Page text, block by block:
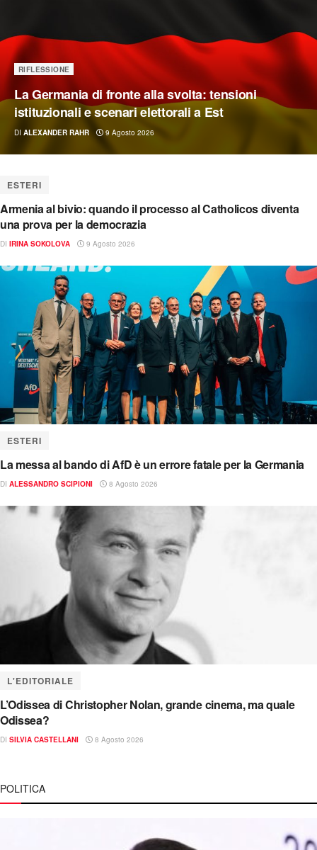
RIFLESSIONE
La Germania di fronte alla svolta: tensioni
istituzionali e scenari elettorali a Est
DI ALEXANDER RAHR 9 Agosto 2026
ESTERI
Armenia al bivio: quando il processo al Catholicos diventa
una prova per la democrazia
DI IRINA SOKOLOVA 9 Agosto 2026
ESTERI
La messa al bando di AfD è un errore fatale per la Germania
DI ALESSANDRO SCIPIONI 8 Agosto 2026
L'EDITORIALE
L’Odissea di Christopher Nolan, grande cinema, ma quale
Odissea?
DI SILVIA CASTELLANI 8 Agosto 2026
POLITICA